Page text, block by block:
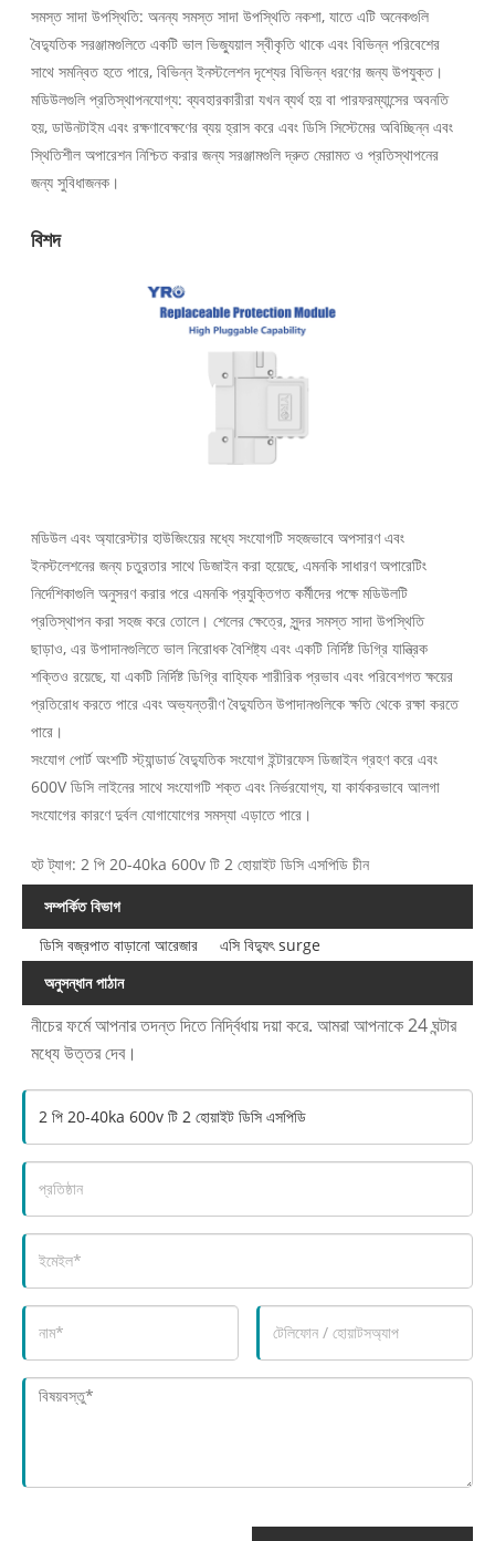
সমস্ত সাদা উপস্থিতি: অনন্য সমস্ত সাদা উপস্থিতি নকশা, যাতে এটি অনেকগুলি
বৈদ্যুতিক সরঞ্জামগুলিতে একটি ভাল ভিজ্যুয়াল স্বীকৃতি থাকে এবং বিভিন্ন পরিবেশের
সাথে সমন্বিত হতে পারে, বিভিন্ন ইনস্টলেশন দৃশ্যের বিভিন্ন ধরণের জন্য উপযুক্ত।
মডিউলগুলি প্রতিস্থাপনযোগ্য: ব্যবহারকারীরা যখন ব্যর্থ হয় বা পারফরম্যান্সের অবনতি
হয়, ডাউনটাইম এবং রক্ষণাবেক্ষণের ব্যয় হ্রাস করে এবং ডিসি সিস্টেমের অবিচ্ছিন্ন এবং
স্থিতিশীল অপারেশন নিশ্চিত করার জন্য সরঞ্জামগুলি দ্রুত মেরামত ও প্রতিস্থাপনের
জন্য সুবিধাজনক।
বিশদ
মডিউল এবং অ্যারেস্টার হাউজিংয়ের মধ্যে সংযোগটি সহজভাবে অপসারণ এবং
ইনস্টলেশনের জন্য চতুরতার সাথে ডিজাইন করা হয়েছে, এমনকি সাধারণ অপারেটিং
নির্দেশিকাগুলি অনুসরণ করার পরে এমনকি প্রযুক্তিগত কর্মীদের পক্ষে মডিউলটি
প্রতিস্থাপন করা সহজ করে তোলে। শেলের ক্ষেত্রে, সুন্দর সমস্ত সাদা উপস্থিতি
ছাড়াও, এর উপাদানগুলিতে ভাল নিরোধক বৈশিষ্ট্য এবং একটি নির্দিষ্ট ডিগ্রি যান্ত্রিক
শক্তিও রয়েছে, যা একটি নির্দিষ্ট ডিগ্রি বাহ্যিক শারীরিক প্রভাব এবং পরিবেশগত ক্ষয়ের
প্রতিরোধ করতে পারে এবং অভ্যন্তরীণ বৈদ্যুতিন উপাদানগুলিকে ক্ষতি থেকে রক্ষা করতে
পারে।
সংযোগ পোর্ট অংশটি স্ট্যান্ডার্ড বৈদ্যুতিক সংযোগ ইন্টারফেস ডিজাইন গ্রহণ করে এবং
600V ডিসি লাইনের সাথে সংযোগটি শক্ত এবং নির্ভরযোগ্য, যা কার্যকরভাবে আলগা
সংযোগের কারণে দুর্বল যোগাযোগের সমস্যা এড়াতে পারে।
হট ট্যাগ: 2 পি 20-40ka 600v টি 2 হোয়াইট ডিসি এসপিডি চীন
সম্পর্কিত বিভাগ
ডিসি বজ্রপাত বাড়ানো আরেজার
এসি বিদ্যুৎ surge
অনুসন্ধান পাঠান
নীচের ফর্মে আপনার তদন্ত দিতে নির্দ্বিধায় দয়া করে. আমরা আপনাকে 24 ঘন্টার
মধ্যে উত্তর দেব।